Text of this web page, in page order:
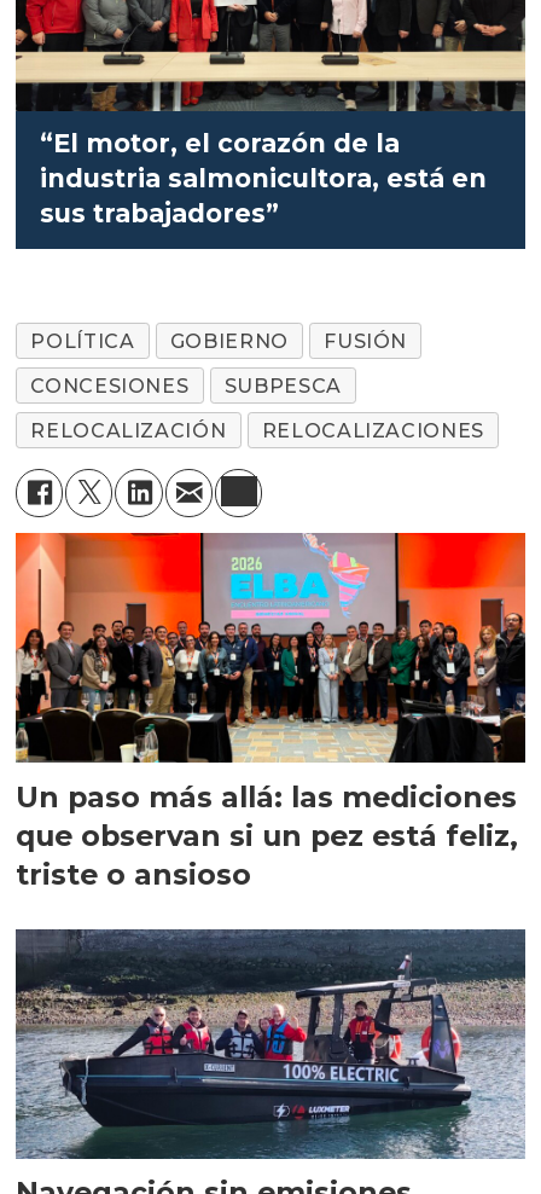
“El motor, el corazón de la
industria salmonicultora, está en
sus trabajadores”
POLÍTICA GOBIERNO
FUSIÓN
CONCESIONES
SUBPESCA
RELOCALIZACIÓN
RELOCALIZACIONES
Un paso más allá: las mediciones
que observan si un pez está feliz,
triste o ansioso